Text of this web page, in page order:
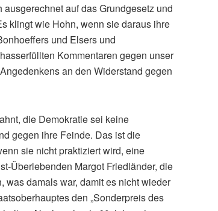
auf das Grundgesetz und
klingt wie Hohn, wenn sie daraus ihre
und Elsers und
Kommentaren gegen unser
an den Widerstand gegen
die Demokratie sei keine
gegen ihre Feinde. Das ist die
sie nicht praktiziert wird, eine
Überlebenden Margot Friedländer, die
was damals war, damit es nicht wieder
den „Sonderpreis des